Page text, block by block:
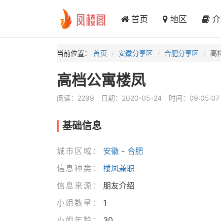
首页 地区 介
当前位置： 首页 安徽分享区 合肥分享区 高
高档公寓楼凤
阅读：2299 日期：2020-05-24 时间：09:05:07
基础信息
城市区域： 安徽- 合肥
信息种类：
楼凤兼职
信息来源：
朋友介绍
小姐数量：
1